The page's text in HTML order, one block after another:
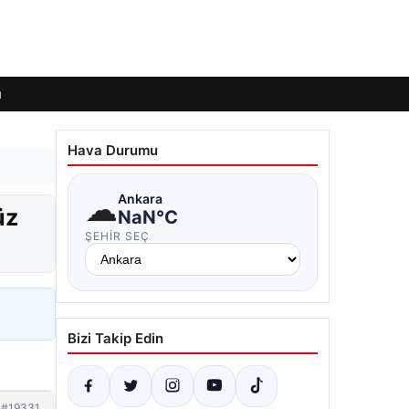
Hava Durumu
☁Ankara
NaN°C
ŞEHIR SEÇ
Bizi Takip Edin